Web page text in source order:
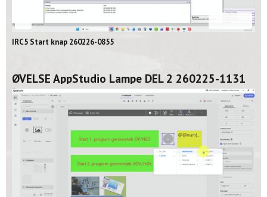
IRC5 Start knap 260226-0855
ØVELSE AppStudio Lampe DEL 2 260225-1131